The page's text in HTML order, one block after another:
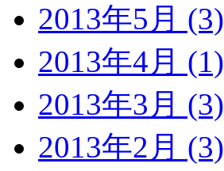
2013年5月 (3)
2013年4月 (1)
2013年3月 (3)
2013年2月 (3)